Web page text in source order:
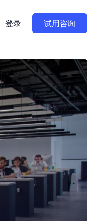
登录 试用咨询